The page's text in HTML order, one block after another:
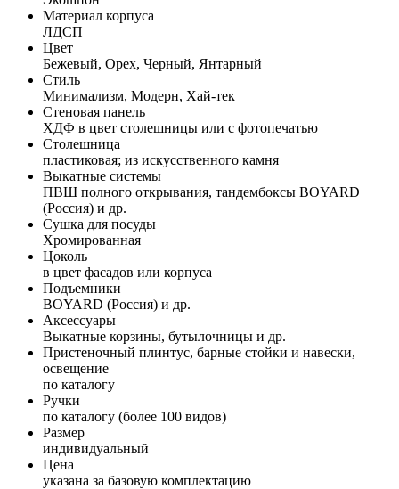
Материал корпуса
ЛДСП
Цвет
Бежевый, Орех, Черный, Янтарный
Стиль
Минимализм, Модерн, Хай-тек
Стеновая панель
ХДФ в цвет столешницы или с фотопечатью
Столешница
пластиковая; из искусственного камня
Выкатные системы
ПВШ полного открывания, тандембоксы BOYARD
(Россия) и др.
Сушка для посуды
Хромированная
Цоколь
в цвет фасадов или корпуса
Подъемники
BOYARD (Россия) и др.
Аксессуары
Выкатные корзины, бутылочницы и др.
Пристеночный плинтус, барные стойки и навески,
освещение
по каталогу
Ручки
по каталогу (более 100 видов)
Размер
индивидуальный
Цена
указана за базовую комплектацию